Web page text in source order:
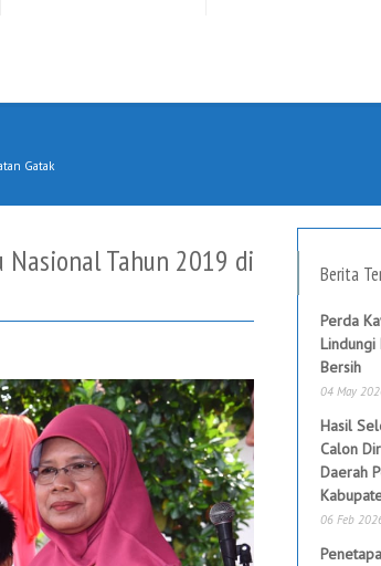
Gatak
Nasional Tahun 2019 di Berita
Perda
Lindungi
Bersih
04 May
Hasil
Calon
Daerah
06 Feb